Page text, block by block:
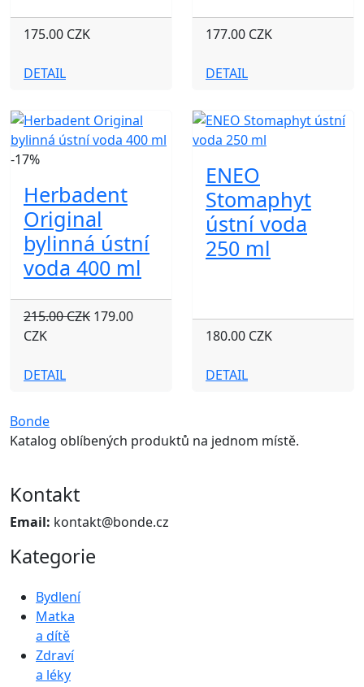
175.00 CZK
DETAIL
177.00 CZK
DETAIL
-17%
Herbadent
Original
bylinná ústní
voda 400 ml
215.00 CZK 179.00
CZK
DETAIL
ENEO
Stomaphyt
ústní voda
250 ml
180.00 CZK
DETAIL
Bonde
Katalog oblíbených produktů na jednom místě.
Kontakt
Email: kontakt@bonde.cz
Kategorie
Bydlení
Matka
a dítě
Zdraví
a léky